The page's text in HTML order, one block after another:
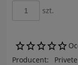
szt.
Producent: